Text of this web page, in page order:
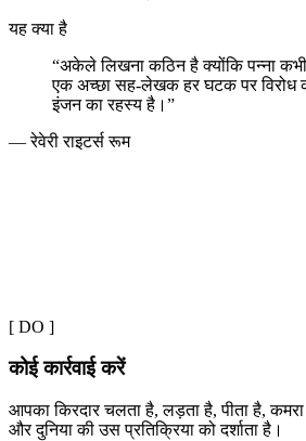
यह क्या है
“अकेले लिखना कठिन है क्योंकि पन्ना कभी
एक अच्छा सह-लेखक हर घटक पर विरोध
इंजन का रहस्य है। ”
—रेवेरी राइटर्स रूम
[ DO ]
कोई कार्रवाई करें
आपका किरदार चलता है, लड़ता है, पीता है,
और दुनिया की उस प्रतिक्रिया को दर्शाता है।